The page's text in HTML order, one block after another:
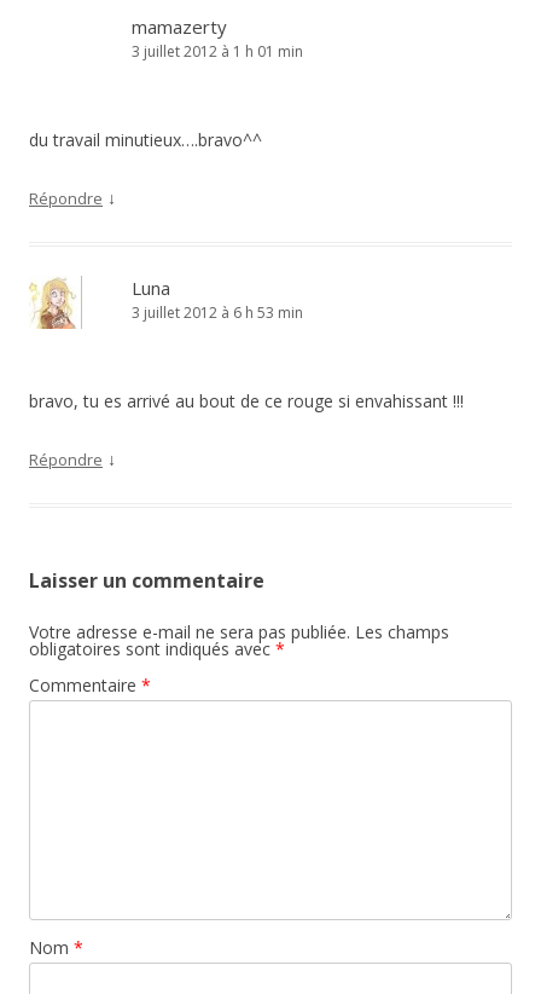
mamazerty
3 juillet 2012 à 1 h 01 min
du travail minutieux….bravo^^
Répondre ↓
Luna
3 juillet 2012 à 6 h 53 min
bravo, tu es arrivé au bout de ce rouge si envahissant !!!
Répondre ↓
Laisser un commentaire
Votre adresse e-mail ne sera pas publiée. Les champs
obligatoires sont indiqués avec *
Commentaire *
Nom *